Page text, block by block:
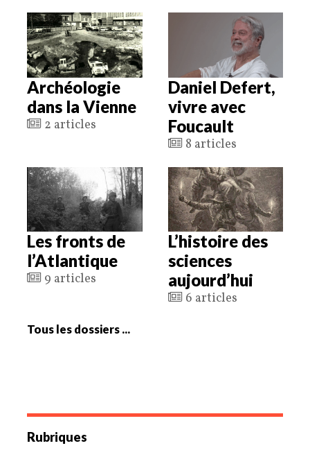
Archéologie
dans la Vienne
2 articles
Daniel Defert,
vivre avec
Foucault
8 articles
Les fronts de
l’Atlantique
9 articles
L’histoire des
sciences
aujourd’hui
6 articles
Tous les dossiers ...
Rubriques